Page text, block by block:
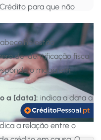
para que não
estão
de identificação fiscal
o mapa em
a [data]: indica a data a
a relação entre o